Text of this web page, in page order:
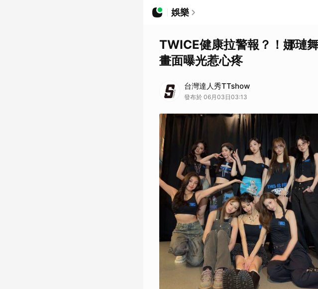
娛樂
TWICE健康拉警報？！娜璉
畫面曝光惹心疼
台灣達人秀TTshow
發布於 06月03日03:13